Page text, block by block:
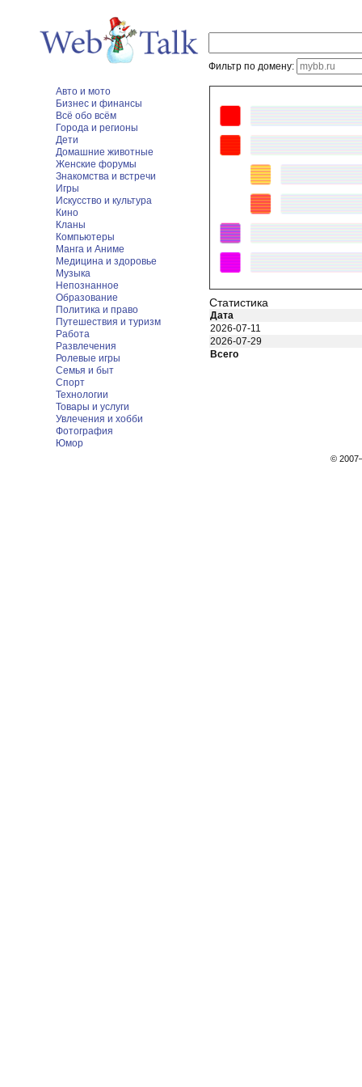
Фильтр по домену:
Авто и мото
Бизнес и финансы
Всё обо всём
Города и регионы
Дети
Домашние животные
Женские форумы
Знакомства и встречи
Игры
Искусство и культура
Кино
Кланы
Компьютеры
Манга и Аниме
Медицина и здоровье
Музыка
Непознанное
Образование
Политика и право
Путешествия и туризм
Работа
Развлечения
Ролевые игры
Семья и быт
Спорт
Технологии
Товары и услуги
Увлечения и хобби
Фотография
Юмор
Статистика
Дата
2026-07-11
2026-07-29
Всего
©